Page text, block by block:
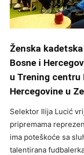
Ženska
Bosne i
u Trening centru
Hercegovine u
Selektor Ilija Lucić
pripremama
ima poteškoće sa
talentirana